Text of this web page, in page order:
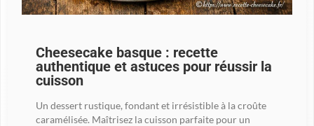
Cheesecake basque : recette
authentique et astuces pour réussir la
cuisson
Un dessert rustique, fondant et irrésistible à la croûte
caramélisée. Maîtrisez la cuisson parfaite pour un